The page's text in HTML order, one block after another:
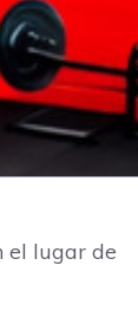
el lugar de